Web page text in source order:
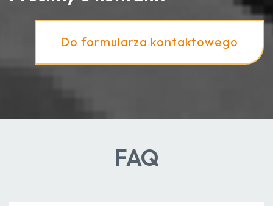
Do formularza kontaktowego
FAQ